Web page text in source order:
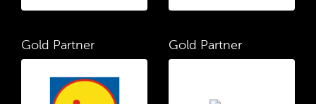
Gold Partner Gold Partner